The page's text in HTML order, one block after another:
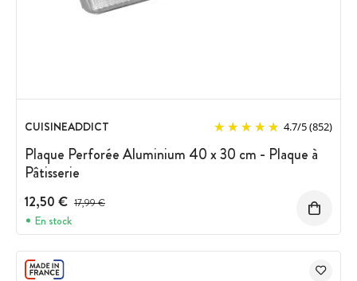
CUISINEADDICT 4.7/5(852)
Plaque Perforée Aluminium 40 x 30 cm - Plaque à
Pâtisserie
12,50 € Prix avant réduction :
17,99 €
En stock